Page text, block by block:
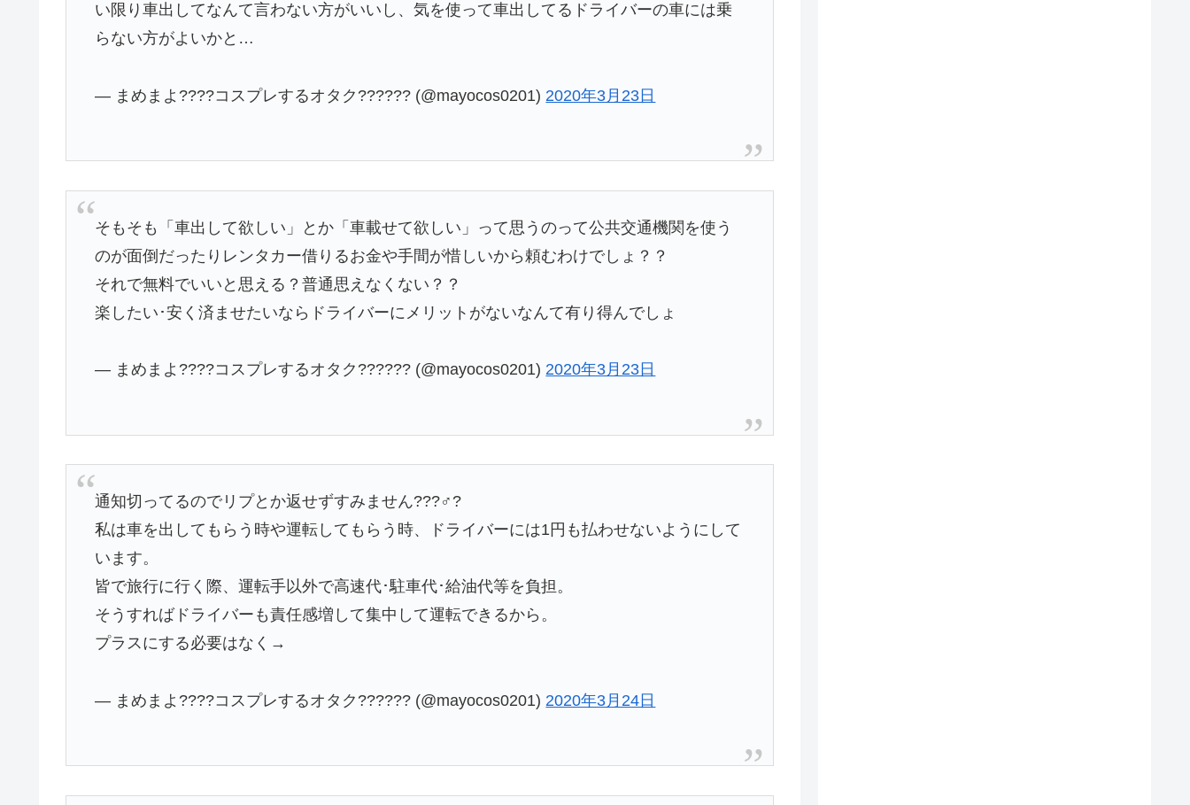
い限り車出してなんて言わない方がいいし、気を使って車出してるドライバーの車には乗
らない方がよいかと…
— まめまよ????コスプレするオタク?????? (@mayocos0201) 2020年3月23日
そもそも「車出して欲しい」とか「車載せて欲しい」って思うのって公共交通機関を使う
のが面倒だったりレンタカー借りるお金や手間が惜しいから頼むわけでしょ？？
それで無料でいいと思える？普通思えなくない？？
楽したい･安く済ませたいならドライバーにメリットがないなんて有り得んでしょ
— まめまよ????コスプレするオタク?????? (@mayocos0201) 2020年3月23日
通知切ってるのでリプとか返せずすみません???♂?
私は車を出してもらう時や運転してもらう時、ドライバーには1円も払わせないようにして
います。
皆で旅行に行く際、運転手以外で高速代･駐車代･給油代等を負担。
そうすればドライバーも責任感増して集中して運転できるから。
プラスにする必要はなく→
— まめまよ????コスプレするオタク?????? (@mayocos0201) 2020年3月24日